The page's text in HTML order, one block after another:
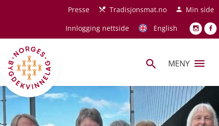
Hopp til hovedinnholdPresse Tradisjonsmat.no
Min side
Innlogging nettside
English
MENY